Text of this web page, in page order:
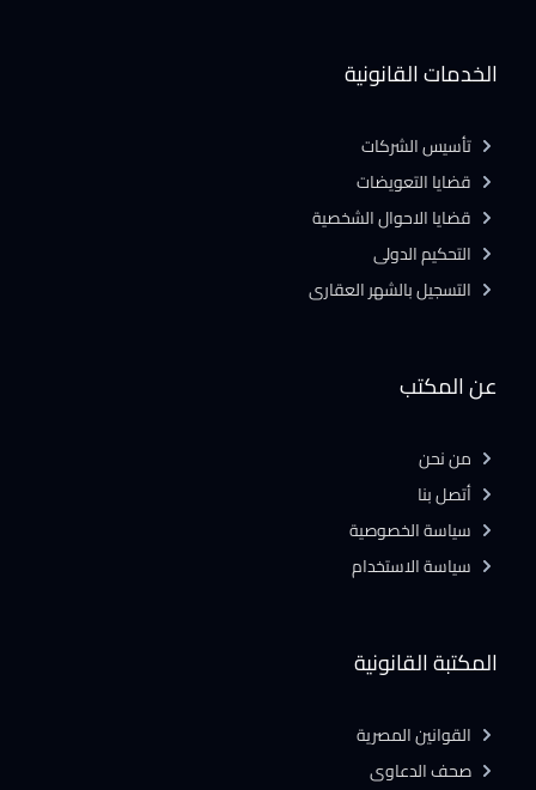
المكتبة القانونية
القوانين المصرية
صحف الدعاوى
عن المكتب
من نحن
أتصل بنا
سياسة الخصوصية
سياسة الاستخدام
الخدمات القانونية
تأسيس الشركات
قضايا التعويضات
قضايا الاحوال الشخصية
التحكيم الدولى
التسجيل بالشهر العقارى